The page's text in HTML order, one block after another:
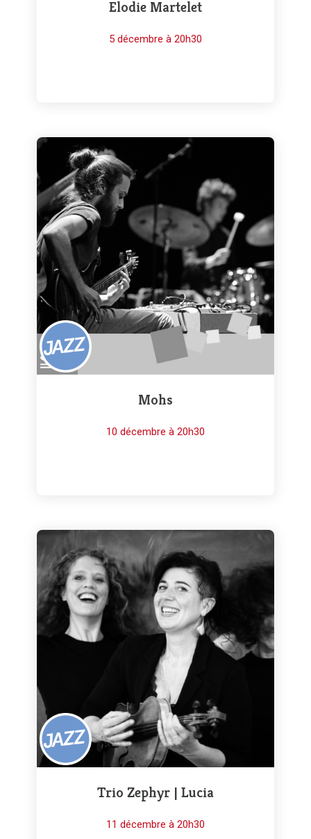
Elodie Martelet
5 décembre à 20h30
Mohs
10 décembre à 20h30
Trio Zephyr | Lucia
11 décembre à 20h30